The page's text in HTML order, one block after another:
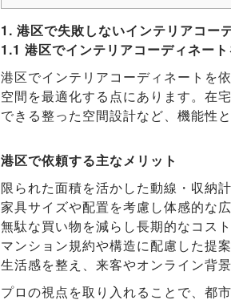
1. 港区で失敗しないインテリアコー
1.1 港区でインテリアコーディネー
港区でインテリアコーディネートを
空間を最適化する点にあります。在
できる整った空間設計など、機能性
港区で依頼する主なメリット
限られた面積を活かした動線・収納
家具サイズや配置を考慮し体感的な
無駄な買い物を減らし長期的なコス
マンション規約や構造に配慮した提
生活感を整え、来客やオンライン背
プロの視点を取り入れることで、都